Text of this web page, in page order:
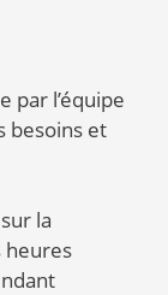
par l’équipe
besoins et
la
heures